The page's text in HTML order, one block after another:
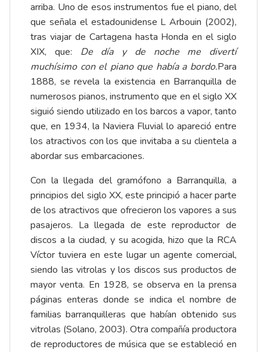
arriba. Uno de esos instrumentos fue el piano, del
que señala el estadounidense L Arbouin (2002),
tras viajar de Cartagena hasta Honda en el siglo
XIX, que: De día y de noche me divertí
muchísimo con el piano que había a bordo.Para
1888, se revela la existencia en Barranquilla de
numerosos pianos, instrumento que en el siglo XX
siguió siendo utilizado en los barcos a vapor, tanto
que, en 1934, la Naviera Fluvial lo apareció entre
los atractivos con los que invitaba a su clientela a
abordar sus embarcaciones.
Con la llegada del gramófono a Barranquilla, a
principios del siglo XX, este principió a hacer parte
de los atractivos que ofrecieron los vapores a sus
pasajeros. La llegada de este reproductor de
discos a la ciudad, y su acogida, hizo que la RCA
Víctor tuviera en este lugar un agente comercial,
siendo las vitrolas y los discos sus productos de
mayor venta. En 1928, se observa en la prensa
páginas enteras donde se indica el nombre de
familias barranquilleras que habían obtenido sus
vitrolas (Solano, 2003). Otra compañía productora
de reproductores de música que se estableció en